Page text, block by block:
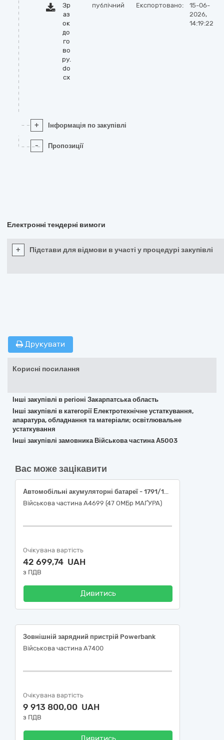
Зр
аз
ок
до
го
во
ру.
do
cx
публічний Експортовано:
15-06-
2026,
14:19:22
+ Інформація по закупівлі
- Пропозиції
Електронні тендерні вимоги
+ Підстави для відмови в участі у процедурі закупівлі
Друкувати
Корисні посилання
Інші закупівлі в регіоні Закарпатська область
Інші закупівлі в категорії Електротехнічне устаткування,
апаратура, обладнання та матеріали; освітлювальне
устаткування
Інші закупівлі замовника Військова частина А5003
Вас може зацікавити
Автомобільні акумуляторні батареї - 1791/13551-в
Військова частина А4699 (47 ОМБр МАҐУРА)
Очікувана вартість
42 699,74 UAH
з ПДВ
Дивитись
Зовнішній зарядний пристрій Powerbank
Військова частина А7400
Очікувана вартість
9 913 800,00 UAH
з ПДВ